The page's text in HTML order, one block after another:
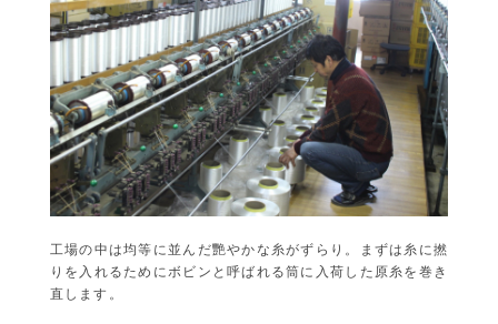
工場の中は均等に並んだ艷やかな糸がずらり。まずは糸に撚
りを入れるためにボビンと呼ばれる筒に入荷した原糸を巻き
直します。